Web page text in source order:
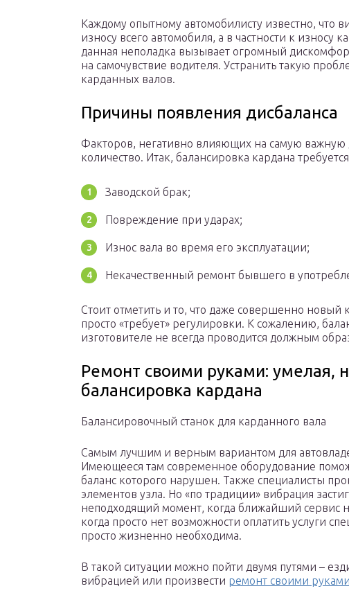
Каждому опытному автомобилисту известно, что
износу всего автомобиля, а в частности к износу
данная неполадка вызывает огромный
на самочувствие водителя. Устранить такую
карданных валов.
Причины появления дисбаланса
Факторов, негативно влияющих на самую важную
количество. Итак, балансировка кардана
Заводской брак;
Повреждение при ударах;
Износ вала во время его эксплуатации;
Некачественный ремонт бывшего в
Стоит отметить и то, что даже совершенно новый
просто «требует» регулировки. К сожалению,
изготовителе не всегда проводится должным
Ремонт своими руками: умелая,
балансировка кардана
Балансировочный станок для карданного вала
Самым лучшим и верным вариантом для
Имеющееся там современное оборудование
баланс которого нарушен. Также специалисты
элементов узла. Но «по традиции» вибрация
неподходящий момент, когда ближайший сервис
когда просто нет возможности оплатить услуги
просто жизненно необходима.
В такой ситуации можно пойти двумя путями –
вибрацией или произвести ремонт своими руками